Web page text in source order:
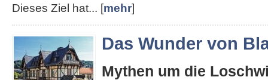
Dieses Ziel hat... [mehr]
Das Wunder von
Mythen um die